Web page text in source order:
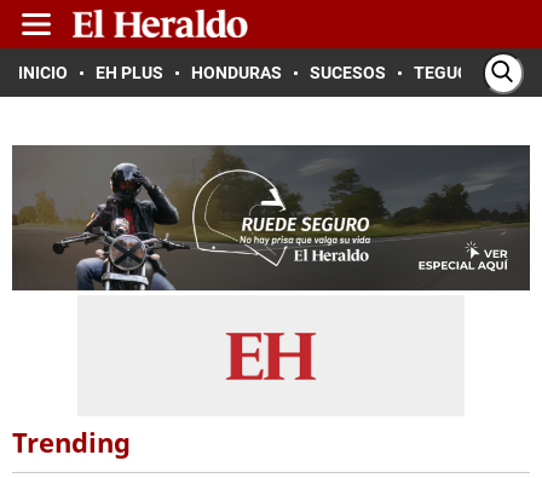
INICIO EH PLUS HONDURAS SUCESOS TEGUCIGALPA
Trending